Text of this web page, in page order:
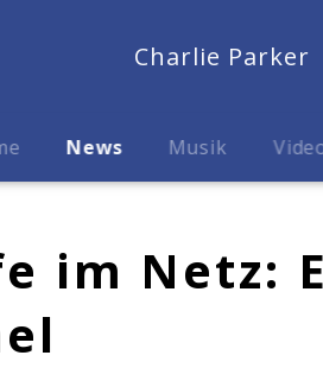
Charlie Parker
News Musik
im Netz: